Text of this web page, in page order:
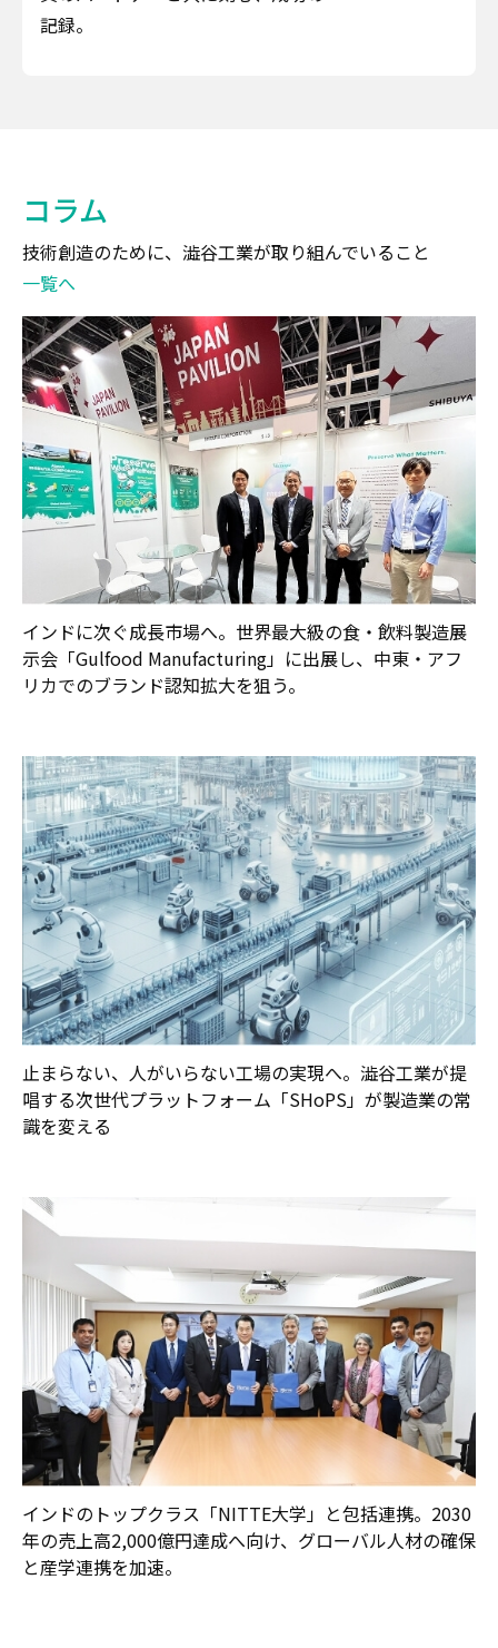
記録。
コラム
技術創造のために、澁谷工業が取り組んでいること
一覧へ
インドに次ぐ成長市場へ。世界最大級の食・飲料製造展
示会「Gulfood Manufacturing」に出展し、中東・アフ
リカでのブランド認知拡大を狙う。
止まらない、人がいらない工場の実現へ。澁谷工業が提
唱する次世代プラットフォーム「SHoPS」が製造業の常
識を変える
インドのトップクラス「NITTE大学」と包括連携。2030
年の売上高2,000億円達成へ向け、グローバル人材の確保
と産学連携を加速。